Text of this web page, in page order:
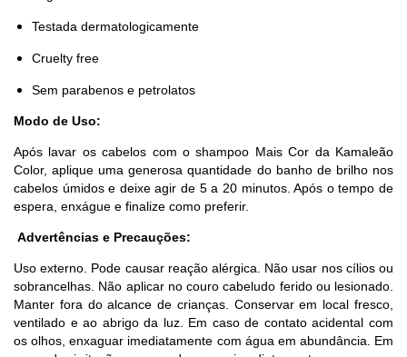
Testada dermatologicamente
Cruelty free
Sem parabenos e petrolatos
Modo de Uso:
Após lavar os cabelos com o shampoo Mais Cor da Kamaleão
Color, aplique uma generosa quantidade do banho de brilho nos
cabelos úmidos e deixe agir de 5 a 20 minutos. Após o tempo de
espera, enxágue e finalize como preferir.
Advertências e Precauções:
Uso externo. Pode causar reação alérgica. Não usar nos cílios ou
sobrancelhas. Não aplicar no couro cabeludo ferido ou lesionado.
Manter fora do alcance de crianças. Conservar em local fresco,
ventilado e ao abrigo da luz. Em caso de contato acidental com
os olhos, enxaguar imediatamente com água em abundância. Em